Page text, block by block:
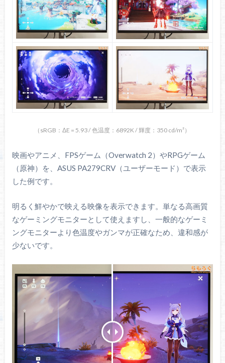
（sRGB：ΔE = 5.93 / 色温度：6892K / 輝度：350 cd/m²）
映画やアニメ、FPSゲーム（Overwatch 2）やRPGゲーム
（原神）を、ASUS PA279CRV（ユーザーモード）で表示
した例です。
明るく鮮やかで映える映像を表示できます。単なる高画質
なゲーミングモニターとして使えますし、一般的なゲーミ
ングモニターより色温度やガンマが正確なため、違和感が
少ないです。